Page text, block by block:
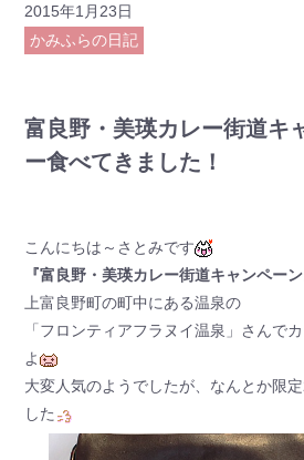
2015年1月23日
かみふらの日記
富良野・美瑛カレー街道キ
ー食べてきました！
こんにちは～さとみです
『富良野・美瑛カレー街道キャンペー
上富良野町の町中にある温泉の
「フロンティアフラヌイ温泉」さんで
よ
大変人気のようでしたが、なんとか限
した